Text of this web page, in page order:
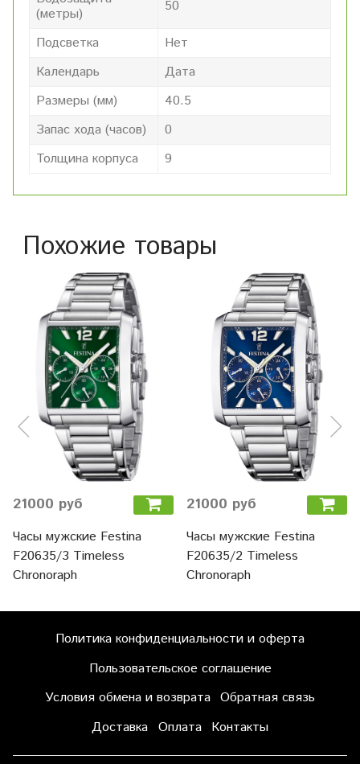
(метры)
50
Подсветка
Нет
Календарь
Дата
Размеры (мм)
40.5
Запас хода (часов)
0
Толщина корпуса
9
Похожие товары
21000 руб
Часы мужские Festina
F20635/3 Timeless
Chronoraph
21000 руб
Часы мужские Festina
F20635/2 Timeless
Chronoraph
Политика конфиденциальности и оферта
Пользовательское соглашение
Условия обмена и возврата Обратная связь
Доставка Оплата Контакты